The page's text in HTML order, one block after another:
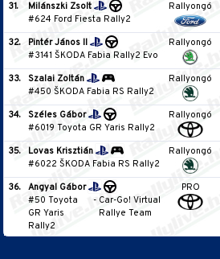
31.
Milánszki Zsolt
#624 Ford Fiesta Rally2
Rallyongó
32.
Pintér János II
#3141 ŠKODA Fabia Rally2 Evo
Rallyongó
33.
Szalai Zoltán
#450 ŠKODA Fabia RS Rally2
Rallyongó
34.
Széles Gábor
#6019 Toyota GR Yaris Rally2
Rallyongó
35.
Lovas Krisztián
#6022 ŠKODA Fabia RS Rally2
Rallyongó
36.
Angyal Gábor
#50 Toyota
GR Yaris
Rally2
- Car-Go! Virtual
Rallye Team
PRO